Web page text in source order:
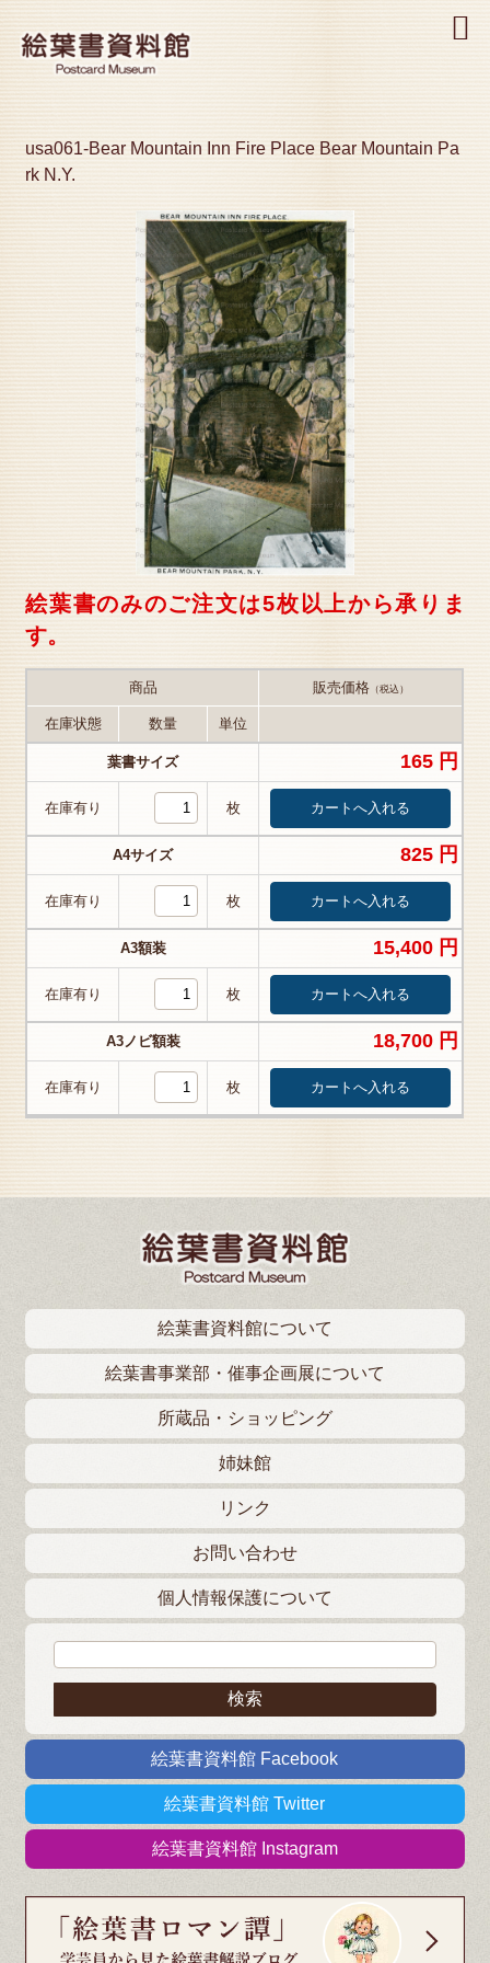
usa061-Bear Mountain Inn Fire Place Bear Mountain Pa
rk N.Y.
絵葉書のみのご注文は5枚以上から承りま
す。
商品 販売価格（税込）
在庫状態 数量 単位
葉書サイズ 165 円
在庫有り 枚
A4サイズ 825 円
在庫有り 枚
A3額装 15,400 円
在庫有り 枚
A3ノビ額装 18,700 円
在庫有り 枚
絵葉書資料館について
絵葉書事業部・催事企画展について
所蔵品・ショッピング
姉妹館
リンク
お問い合わせ
個人情報保護について
絵葉書資料館 Facebook
絵葉書資料館 Twitter
絵葉書資料館 Instagram